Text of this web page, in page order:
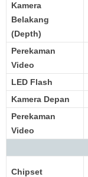
Kamera
Belakang
(Depth)
Perekaman
Video
LED Flash
Kamera Depan
Perekaman
Video
Chipset